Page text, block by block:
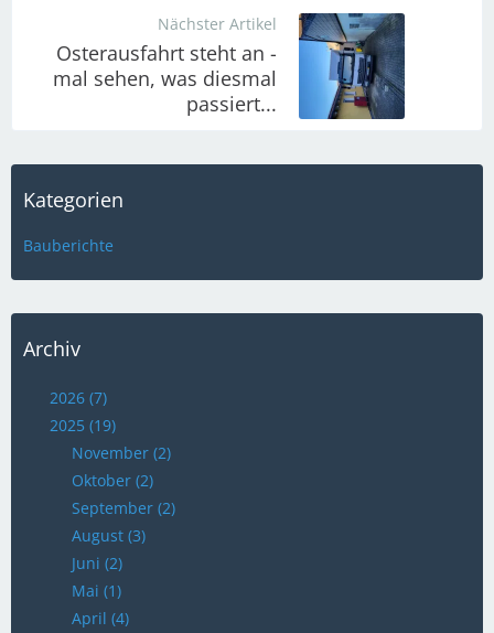
Nächster Artikel
Osterausfahrt steht an -
mal sehen, was diesmal
passiert...
Kategorien
Bauberichte
Archiv
2026 (7)
2025 (19)
November (2)
Oktober (2)
September (2)
August (3)
Juni (2)
Mai (1)
April (4)